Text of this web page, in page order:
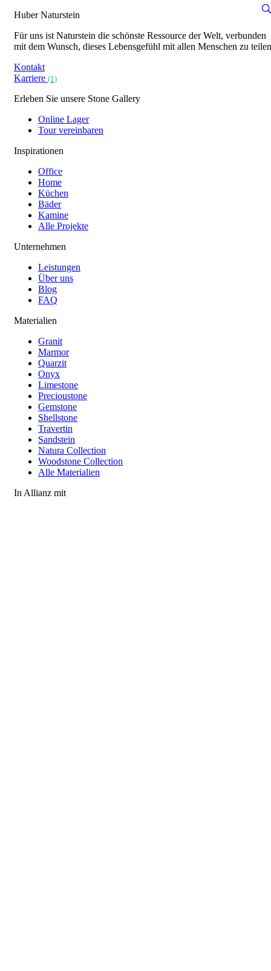
Huber Naturstein
Für uns ist Naturstein die schönste Ressource der Welt, verbunden
mit dem Wunsch, dieses Lebensgefühl mit allen Menschen zu
Kontakt
Karriere (1)
Erleben Sie unsere Stone Gallery
Online Lager
Tour vereinbaren
Inspirationen
Office
Home
Küchen
Bäder
Kamine
Alle Projekte
Unternehmen
Leistungen
Über uns
Blog
FAQ
Materialien
Granit
Marmor
Quarzit
Onyx
Limestone
Precioustone
Gemstone
Shellstone
Travertin
Sandstein
Natura Collection
Woodstone Collection
Alle Materialien
In Allianz mit